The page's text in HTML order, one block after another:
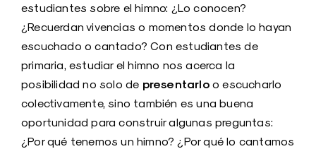
estudiantes sobre el himno: ¿Lo conocen?
¿Recuerdan vivencias o momentos donde lo hayan
escuchado o cantado? Con estudiantes de
primaria, estudiar el himno nos acerca la
posibilidad no solo de presentarloo escucharlo
colectivamente, sino también es una buena
oportunidad para construir algunas preguntas:
¿Por qué tenemos un himno? ¿Por qué lo cantamos